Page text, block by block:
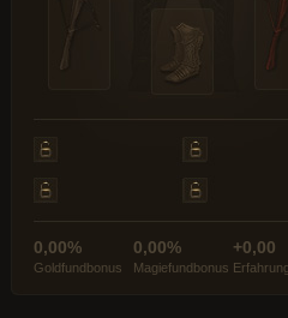
0,00%
Goldfundbonus
0,00%
Magiefundbonus
+0,00